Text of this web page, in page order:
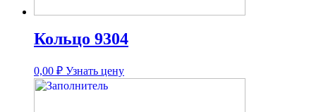
Кольцо 9304
0,00 ₽ Узнать цену